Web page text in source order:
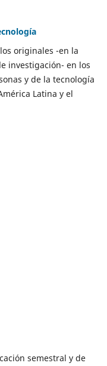
originales -en la
investigación- en los
y de la tecnología
Latina y el
semestral y de